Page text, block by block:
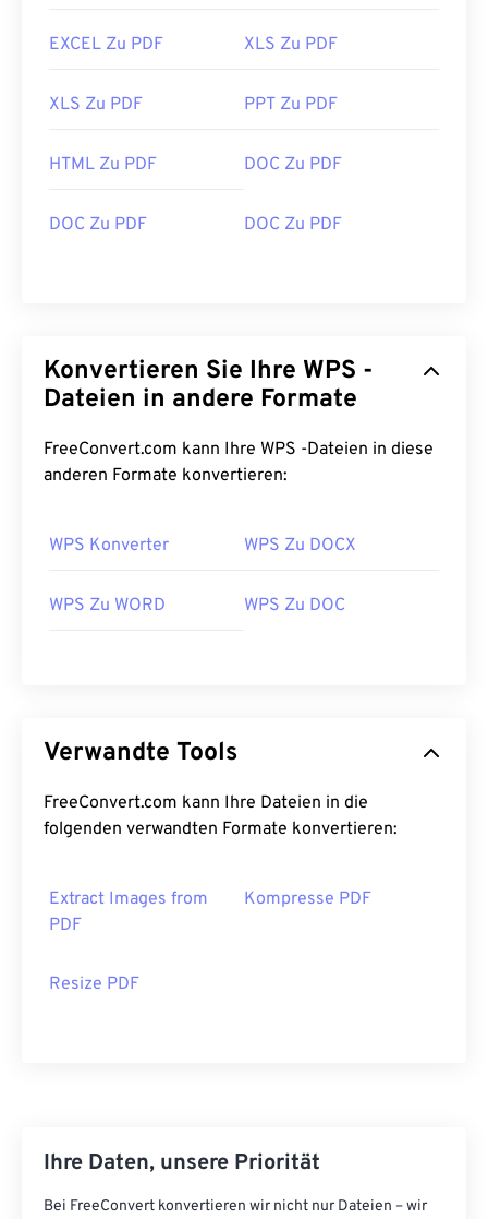
EXCEL Zu PDF XLS Zu PDF
XLS Zu PDF PPT Zu PDF
HTML Zu PDF DOC Zu PDF
DOC Zu PDF DOC Zu PDF
Konvertieren Sie Ihre WPS -
Dateien in andere Formate
FreeConvert.com kann Ihre WPS -Dateien in diese
anderen Formate konvertieren:
WPS Konverter WPS Zu DOCX
WPS Zu WORD WPS Zu DOC
Verwandte Tools
FreeConvert.com kann Ihre Dateien in die
folgenden verwandten Formate konvertieren:
Extract Images from
PDF
Kompresse PDF
Resize PDF
Ihre Daten, unsere Priorität
Bei FreeConvert konvertieren wir nicht nur Dateien – wir